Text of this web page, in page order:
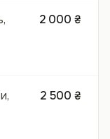
2 000 ₴
2 500 ₴